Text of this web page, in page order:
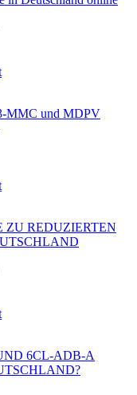
MMC und MDPV
ZU REDUZIERTEN
6CL-ADB-A